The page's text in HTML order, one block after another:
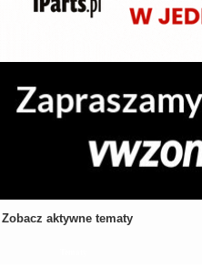
Zobacz aktywne tematy